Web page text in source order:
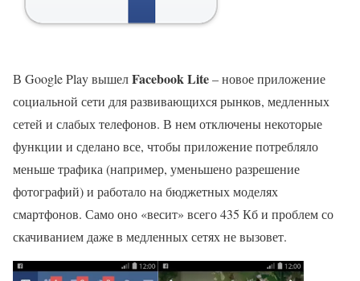
В Google Play вышелFacebook Lite– новое приложение
социальной сети для развивающихся рынков, медленных
сетей и слабых телефонов. В нем отключены некоторые
функции и сделано все, чтобы приложение потребляло
меньше трафика (например, уменьшено разрешение
фотографий) и работало на бюджетных моделях
смартфонов. Само оно «весит» всего 435 Кб и проблем со
скачиванием даже в медленных сетях не вызовет.